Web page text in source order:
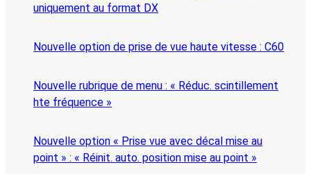
uniquement au format DX
Nouvelle option de prise de vue haute vitesse : C60
Nouvelle rubrique de menu : « Réduc. scintillement
hte fréquence »
Nouvelle option « Prise vue avec décal mise au
point » : « Réinit. auto. position mise au point »